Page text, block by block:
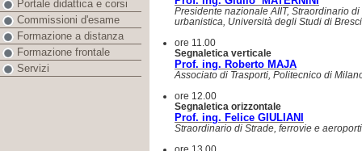
Presidente nazionale AIIT, Straordinario
urbanistica, Università degli Studi di
ore 11.00
Segnaletica verticale
Prof. ing. Roberto MAJA
Associato di Trasporti, Politecnico di
ore 12.00
Segnaletica orizzontale
Prof. ing. Felice GIULIANI
Straordinario di Strade, ferrovie e
Portale didattica e corsi
Commissioni d'esame
Formazione a distanza
Formazione frontale
Servizi